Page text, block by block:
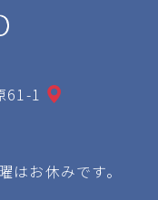
61-1
お休みです。